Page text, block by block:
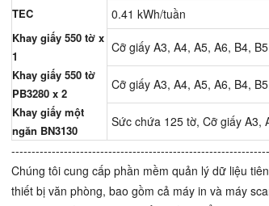
TEC 0.41 kWh/tuần
Khay giấy 550 tờ x
1
Cỡ giấy A3, A4, A5, A6, B4,
Khay giấy 550 tờ
PB3280 x 2
Cỡ giấy A3, A4, A5, A6, B4,
Khay giấy một
ngăn BN3130
Sức chứa 125 tờ, Cỡ giấy A3,
Chúng tôi cung cấp phần mềm quản lý dữ liệu
thiết bị văn phòng, bao gồm cả máy in và máy